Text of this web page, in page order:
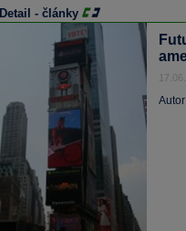
Detail - články